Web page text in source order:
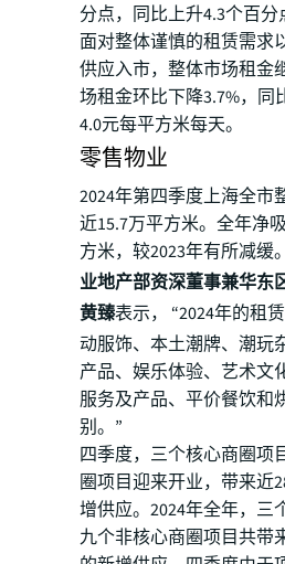
分点，同比上升4.3个百分
面对整体谨慎的租赁需求
供应入市，整体市场租金
场租金环比下降3.7%，同
4.0元每平方米每天。
零售物业
2024年第四季度上海全市
近15.7万平方米。全年净
方米，较2023年有所减缓。
业地产部资深董事兼华东
黄臻表示， “2024年的租
动服饰、本土潮牌、潮玩
产品、娱乐体验、艺术文
服务及产品、平价餐饮和
别。”
四季度，三个核心商圈项
圈项目迎来开业，带来近
增供应。2024年全年，三
九个非核心商圈项目共带